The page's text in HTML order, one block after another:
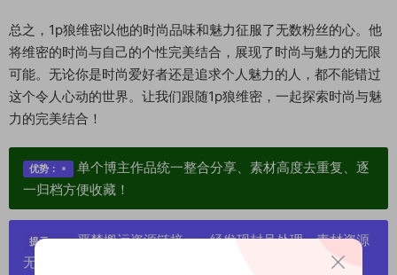
总之，1p狼维密以他的时尚品味和魅力征服了无数粉丝的心。他
将维密的时尚与自己的个性完美结合，展现了时尚与魅力的无限
可能。无论你是时尚爱好者还是追求个人魅力的人，都不能错过
这个令人心动的世界。让我们跟随1p狼维密，一起探索时尚与魅
力的完美结合！
优势：
单个博主作品统一整合分享、素材高度去重复、逐
一归档方便收藏！
提示：
严禁搬运资源链接，一经发现封号处理，素材资源
无露点、需求请绕道，关闭本站网页！